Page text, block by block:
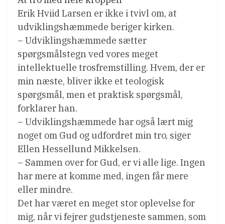
Erik Hviid Larsen er ikke i tvivl om, at
udviklingshæmmede beriger kirken.
– Udviklingshæmmede sætter
spørgsmålstegn ved vores meget
intellektuelle trosfremstilling. Hvem, der er
min næste, bliver ikke et teologisk
spørgsmål, men et praktisk spørgsmål,
forklarer han.
– Udviklingshæmmede har også lært mig
noget om Gud og udfordret min tro, siger
Ellen Hessellund Mikkelsen.
– Sammen over for Gud, er vi alle lige. Ingen
har mere at komme med, ingen får mere
eller mindre.
Det har været en meget stor oplevelse for
mig, når vi fejrer gudstjeneste sammen, som